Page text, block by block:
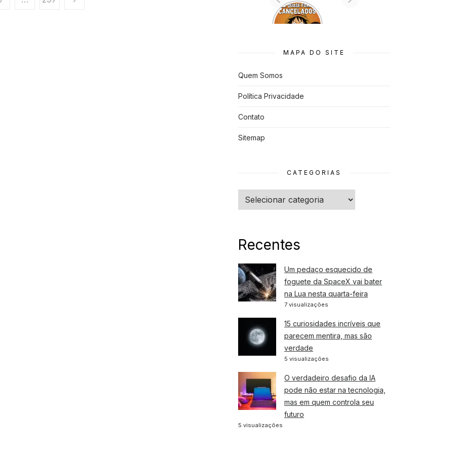
7 Animes
que quase
MAPA DO SITE
Quem Somos
Política Privacidade
Contato
Sitemap
CATEGORIAS
Categorias
Recentes
Um pedaço esquecido de
foguete da SpaceX vai bater
na Lua nesta quarta-feira
7 visualizações
15 curiosidades incríveis que
parecem mentira, mas são
verdade
5 visualizações
O verdadeiro desafio da IA
pode não estar na tecnologia,
mas em quem controla seu
futuro
5 visualizações